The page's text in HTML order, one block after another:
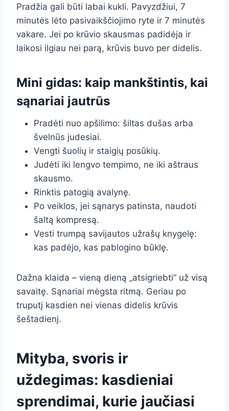
Pradžia gali būti labai kukli. Pavyzdžiui, 7
minutės lėto pasivaikščiojimo ryte ir 7 minutės
vakare. Jei po krūvio skausmas padidėja ir
laikosi ilgiau nei parą, krūvis buvo per didelis.
Mini gidas: kaip mankštintis, kai
sąnariai jautrūs
Pradėti nuo apšilimo: šiltas dušas arba
švelnūs judesiai.
Vengti šuolių ir staigių posūkių.
Judėti iki lengvo tempimo, ne iki aštraus
skausmo.
Rinktis patogią avalynę.
Po veiklos, jei sąnarys patinsta, naudoti
šaltą kompresą.
Vesti trumpą savijautos užrašų knygelę:
kas padėjo, kas pablogino būklę.
Dažna klaida – vieną dieną „atsigriebti“ už visą
savaitę. Sąnariai mėgsta ritmą. Geriau po
truputį kasdien nei vienas didelis krūvis
šeštadienį.
Mityba, svoris ir
uždegimas: kasdieniai
sprendimai, kurie jaučiasi